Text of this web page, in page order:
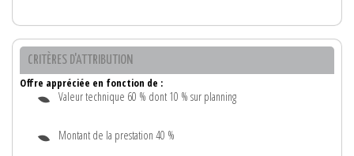
CRITÈRES D'ATTRIBUTION
Offre appréciée en fonction de :
Valeur technique 60 % dont 10 % sur planning
Montant de la prestation 40 %